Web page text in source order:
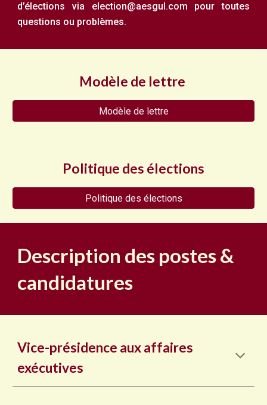
d’élections via election@aesgul.com pour toutes
questions ou problèmes.
Modèle de lettre
Modèle de lettre
Politique des élections
Politique des élections
Description des postes &
candidatures
Vice-présidence aux affaires
exécutives